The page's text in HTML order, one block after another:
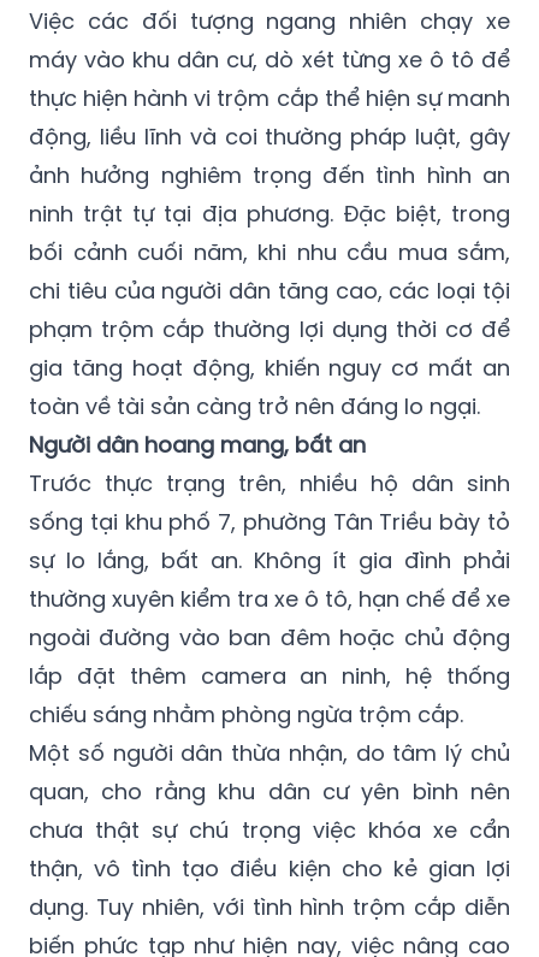
Việc các đối tượng ngang nhiên chạy xe
máy vào khu dân cư, dò xét từng xe ô tô để
thực hiện hành vi trộm cắp thể hiện sự manh
động, liều lĩnh và coi thường pháp luật, gây
ảnh hưởng nghiêm trọng đến tình hình an
ninh trật tự tại địa phương. Đặc biệt, trong
bối cảnh cuối năm, khi nhu cầu mua sắm,
chi tiêu của người dân tăng cao, các loại tội
phạm trộm cắp thường lợi dụng thời cơ để
gia tăng hoạt động, khiến nguy cơ mất an
toàn về tài sản càng trở nên đáng lo ngại.
Người dân hoang mang, bất an
Trước thực trạng trên, nhiều hộ dân sinh
sống tại khu phố 7, phường Tân Triều bày tỏ
sự lo lắng, bất an. Không ít gia đình phải
thường xuyên kiểm tra xe ô tô, hạn chế để xe
ngoài đường vào ban đêm hoặc chủ động
lắp đặt thêm camera an ninh, hệ thống
chiếu sáng nhằm phòng ngừa trộm cắp.
Một số người dân thừa nhận, do tâm lý chủ
quan, cho rằng khu dân cư yên bình nên
chưa thật sự chú trọng việc khóa xe cẩn
thận, vô tình tạo điều kiện cho kẻ gian lợi
dụng. Tuy nhiên, với tình hình trộm cắp diễn
biến phức tạp như hiện nay, việc nâng cao